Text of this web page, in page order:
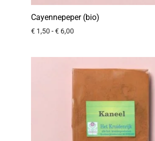
Cayennepeper (bio)
€ 1,50 -€ 6,00